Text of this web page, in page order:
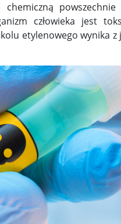
człowieka jest
etylenowego wynika